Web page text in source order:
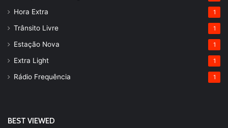
Hora Extra 1
Trânsito Livre 1
Estação Nova 1
Extra Light 1
Rádio Frequência 1
BEST VIEWED